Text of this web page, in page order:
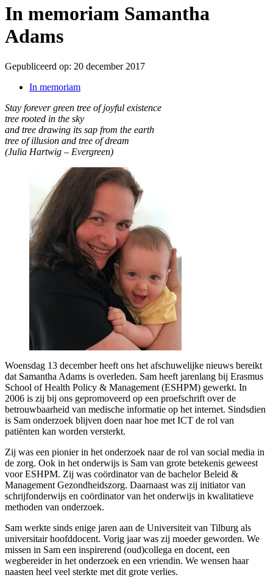
In memoriam Samantha
Adams
Gepubliceerd op: 20 december 2017
In memoriam
Stay forever green tree of joyful existence
tree rooted in the sky
and tree drawing its sap from the earth
tree of illusion and tree of dream
(Julia Hartwig – Evergreen)
Woensdag 13 december heeft ons het afschuwelijke nieuws bereikt
dat Samantha Adams is overleden. Sam heeft jarenlang bij Erasmus
School of Health Policy & Management (ESHPM) gewerkt. In
2006 is zij bij ons gepromoveerd op een proefschrift over de
betrouwbaarheid van medische informatie op het internet. Sindsdien
is Sam onderzoek blijven doen naar hoe met ICT de rol van
patiënten kan worden versterkt.
Zij was een pionier in het onderzoek naar de rol van social media in
de zorg. Ook in het onderwijs is Sam van grote betekenis geweest
voor ESHPM. Zij was coördinator van de bachelor Beleid &
Management Gezondheidszorg. Daarnaast was zij initiator van
schrijfonderwijs en coördinator van het onderwijs in kwalitatieve
methoden van onderzoek.
Sam werkte sinds enige jaren aan de Universiteit van Tilburg als
universitair hoofddocent. Vorig jaar was zij moeder geworden. We
missen in Sam een inspirerend (oud)collega en docent, een
wegbereider in het onderzoek en een vriendin. We wensen haar
naasten heel veel sterkte met dit grote verlies.